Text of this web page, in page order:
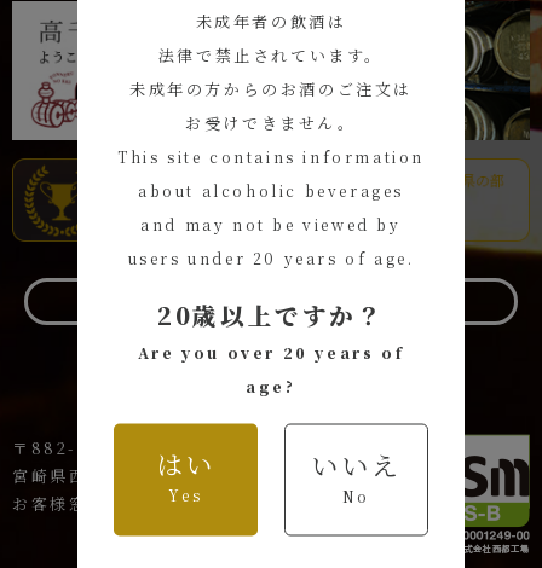
未成年者の飲酒は
法律で禁止されています。
未成年の方からのお酒のご注文は
お受けできません。
This site contains information
about alcoholic beverages
and may not be viewed by
users under 20 years of age.
20歳以上ですか？
Are you over 20 years of
age?
はい
Yes
いいえ
No
お問い合わせ
〒882-1621
宮崎県西臼杵郡高千穂町岩戸144-1
お客様窓口 TEL:0120-44-8801